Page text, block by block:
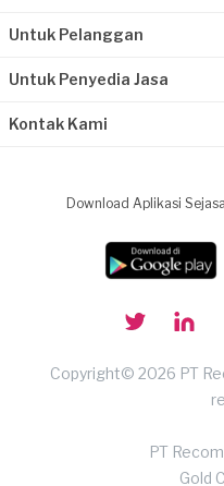
Untuk Pelanggan
Untuk Penyedia Jasa
Kontak Kami
Download Aplikasi
Copyright© 2026 PT
PT
Gold